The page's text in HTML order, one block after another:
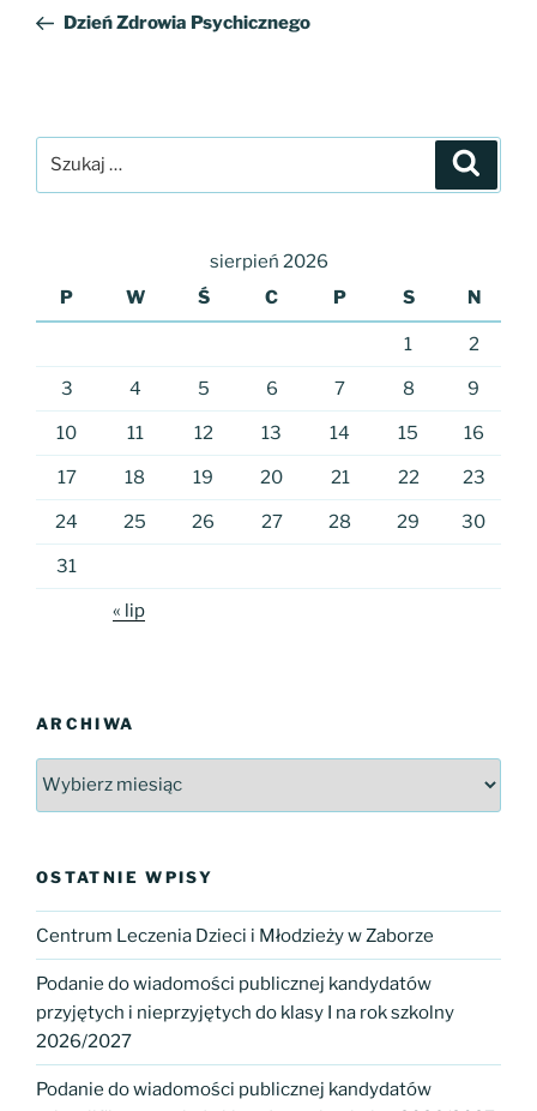
wpisDzień Zdrowia Psychicznego
sierpień 2026
P
W Ś C P S N
1 2
3 4 5 6 7 8 9
10 11 12 13 14 15 16
17 18 19 20 21 22 23
24 25 26 27 28 29 30
31
« lip
ARCHIWA
OSTATNIE WPISY
Centrum Leczenia Dzieci i Młodzieży w Zaborze
Podanie do wiadomości publicznej kandydatów
przyjętych i nieprzyjętych do klasy I na rok szkolny
2026/2027
Podanie do wiadomości publicznej kandydatów